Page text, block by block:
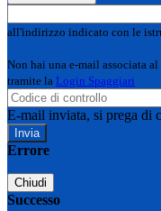
all'indirizzo indicato con le
Non hai una e-mail associata
tramite la Login Spaggiari
E-mail inviata, si prega di
Errore
Chiudi
Successo